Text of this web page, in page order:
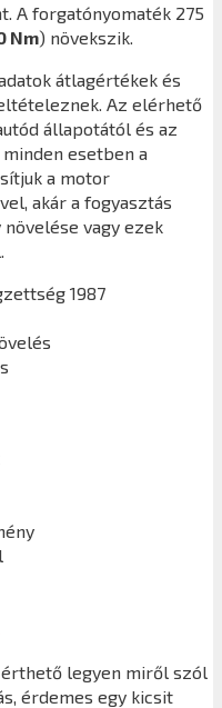
A forgatónyomaték 275
Nm) növekszik.
átlagértékek és
Az elérhető
állapotától és az
esetben a
a motor
akár a fogyasztás
vagy ezek
1987
érthető legyen miről szól
érdemes egy kicsit